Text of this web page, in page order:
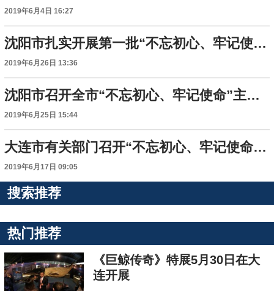
2019年6月4日 16:27
沈阳市扎实开展第一批“不忘初心、牢记使命”主题教育
2019年6月26日 13:36
沈阳市召开全市“不忘初心、牢记使命”主题教育督导工作推进会
2019年6月25日 15:44
大连市有关部门召开“不忘初心、牢记使命”主题教育工作会议
2019年6月17日 09:05
搜索推荐
热门推荐
《巨鲸传奇》特展5月30日在大
连开展